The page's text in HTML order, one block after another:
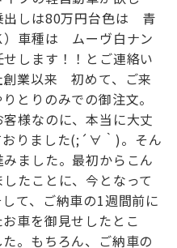
出しは80万円台色は 青
車種は ムーヴ白ナン
します！！とご連絡い
創業以来 初めて、ご来
とりのみでの御注文。
様なのに、本当に大丈
りました(;´∀｀)。 そん
ました。最初からこん
たことに、今となって
して、ご納車の1週間前に
車を御見せしたとこ
。 もちろん、ご納車の